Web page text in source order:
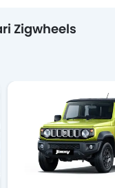
Zigwheels